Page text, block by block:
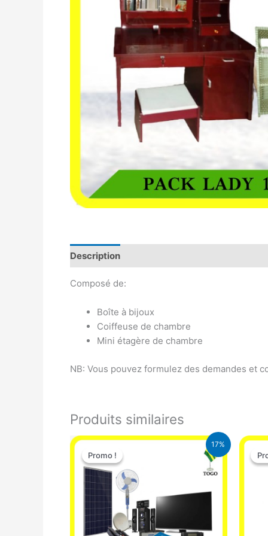
Description
Composé de:
Boîte à bijoux
Coiffeuse de chambre
Mini étagère de chambre
NB: Vous pouvez formulez des demandes et
Produits similaires
17%
Promo !
Promo !
Le
initial
était :
430.000 CFA.
Le